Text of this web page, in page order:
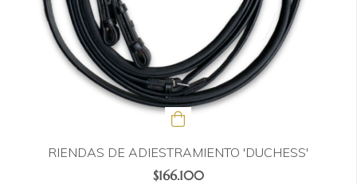
RIENDAS DE ADIESTRAMIENTO 'DUCHESS'
$166.100